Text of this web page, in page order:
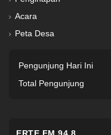
Acara
Peta Desa
Pengunjung Hari Ini
Total Pengunjung